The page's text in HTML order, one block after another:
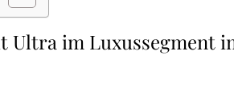
Ultra im Luxussegment